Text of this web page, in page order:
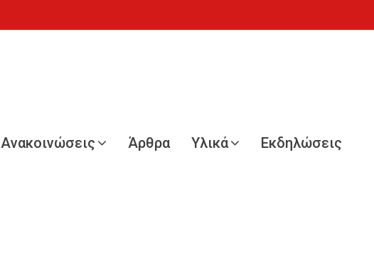
Ανακοινώσεις Άρθρα Υλικά Εκδηλώσεις